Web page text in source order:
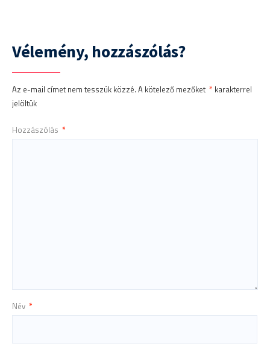
Vélemény, hozzászólás?
Az e-mail címet nem tesszük közzé. A kötelező mezőket * karakterrel
jelöltük
Hozzászólás *
Név *